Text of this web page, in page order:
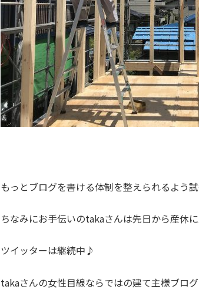
もっとブログを書ける体制を整えられるよう
ちなみにお手伝いのtakaさんは先日から産休
ツイッターは継続中♪
takaさんの女性目線ならではの建て主様ブログ